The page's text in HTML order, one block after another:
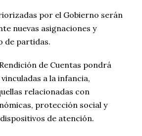
por el Gobierno serán
nuevas asignaciones y
de partidas.
de Cuentas pondrá
a la infancia,
relacionadas con
protección social y
de atención.